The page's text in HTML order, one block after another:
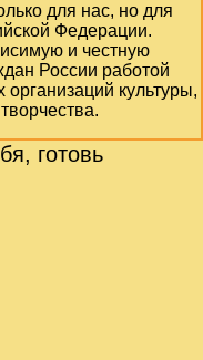
для нас, но для
Федерации.
и честную
России работой
культуры,
готовь